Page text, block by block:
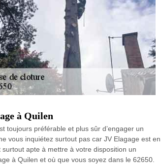
à Quilen
toujours préférable et plus sûr d’engager un
vous inquiétez surtout pas car JV Elagage est en
apte à mettre à votre disposition un
à Quilen et où que vous soyez dans le 62650.